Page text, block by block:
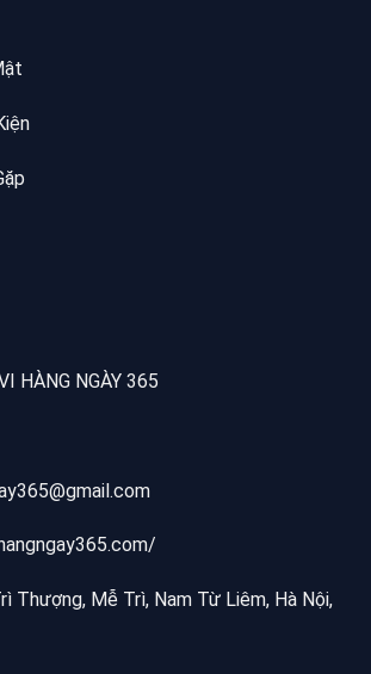
HÀNG NGÀY 365
Thượng, Mễ Trì, Nam Từ Liêm, Hà Nội,